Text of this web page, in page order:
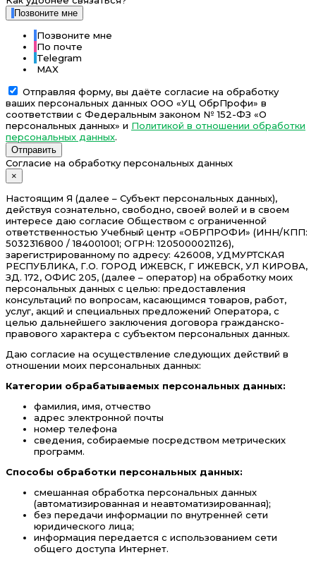
Позвоните мне
Позвоните мне
По почте
Telegram
MAX
Отправляя форму, вы даёте согласие на обработку
ваших персональных данных ООО «УЦ ОбрПрофи» в
соответствии с Федеральным законом № 152-ФЗ «О
персональных данных» и Политикой в отношении обработки
персональных данных.
Отправить
Согласие на обработку персональных данных
×
Настоящим Я (далее – Субъект персональных данных),
действуя сознательно, свободно, своей волей и в своем
интересе даю согласие Обществом с ограниченной
ответственностью Учебный центр «ОБРПРОФИ» (ИНН/КПП:
5032316800 / 184001001; ОГРН: 1205000021126),
зарегистрированному по адресу: 426008, УДМУРТСКАЯ
РЕСПУБЛИКА, Г.О. ГОРОД ИЖЕВСК, Г ИЖЕВСК, УЛ КИРОВА,
ЗД. 172, ОФИС 205, (далее – оператор) на обработку моих
персональных данных с целью: предоставления
консультаций по вопросам, касающимся товаров, работ,
услуг, акций и специальных предложений Оператора, с
целью дальнейшего заключения договора гражданско-
правового характера с субъектом персональных данных.
Даю согласие на осуществление следующих действий в
отношении моих персональных данных:
Категории обрабатываемых персональных данных:
фамилия, имя, отчество
адрес электронной почты
номер телефона
сведения, собираемые посредством метрических
программ.
Способы обработки персональных данных:
смешанная обработка персональных данных
(автоматизированная и неавтоматизированная);
без передачи информации по внутренней сети
юридического лица;
информация передается с использованием сети
общего доступа Интернет.